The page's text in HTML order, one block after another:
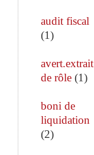
audit fiscal
(1)
avert.extrait
de rôle (1)
boni de
liquidation
(2)